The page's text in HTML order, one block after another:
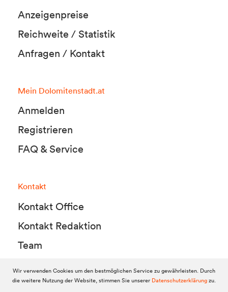
Anzeigenpreise
Reichweite / Statistik
Anfragen / Kontakt
Mein Dolomitenstadt.at
Anmelden
Registrieren
FAQ & Service
Kontakt
Kontakt Office
Kontakt Redaktion
Team
© 2010-2026 Dolomitenstadt.at
Wir verwenden Cookies um den bestmöglichen Service zu gewährleisten. Durch
die weitere Nutzung der Website, stimmen Sie unserer Datenschutzerklärungzu.